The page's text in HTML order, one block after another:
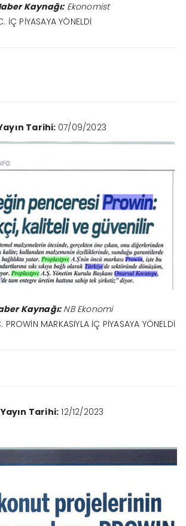
Kaynağı:Ekonomist
İÇ PİYASAYA YÖNELDİ
Tarihi: 07/09/2023
Kaynağı:NB Ekonomi
PROWİN MARKASIYLA İÇ PİYASAYA YÖNELDİ
Yayın Tarihi: 12/12/2023